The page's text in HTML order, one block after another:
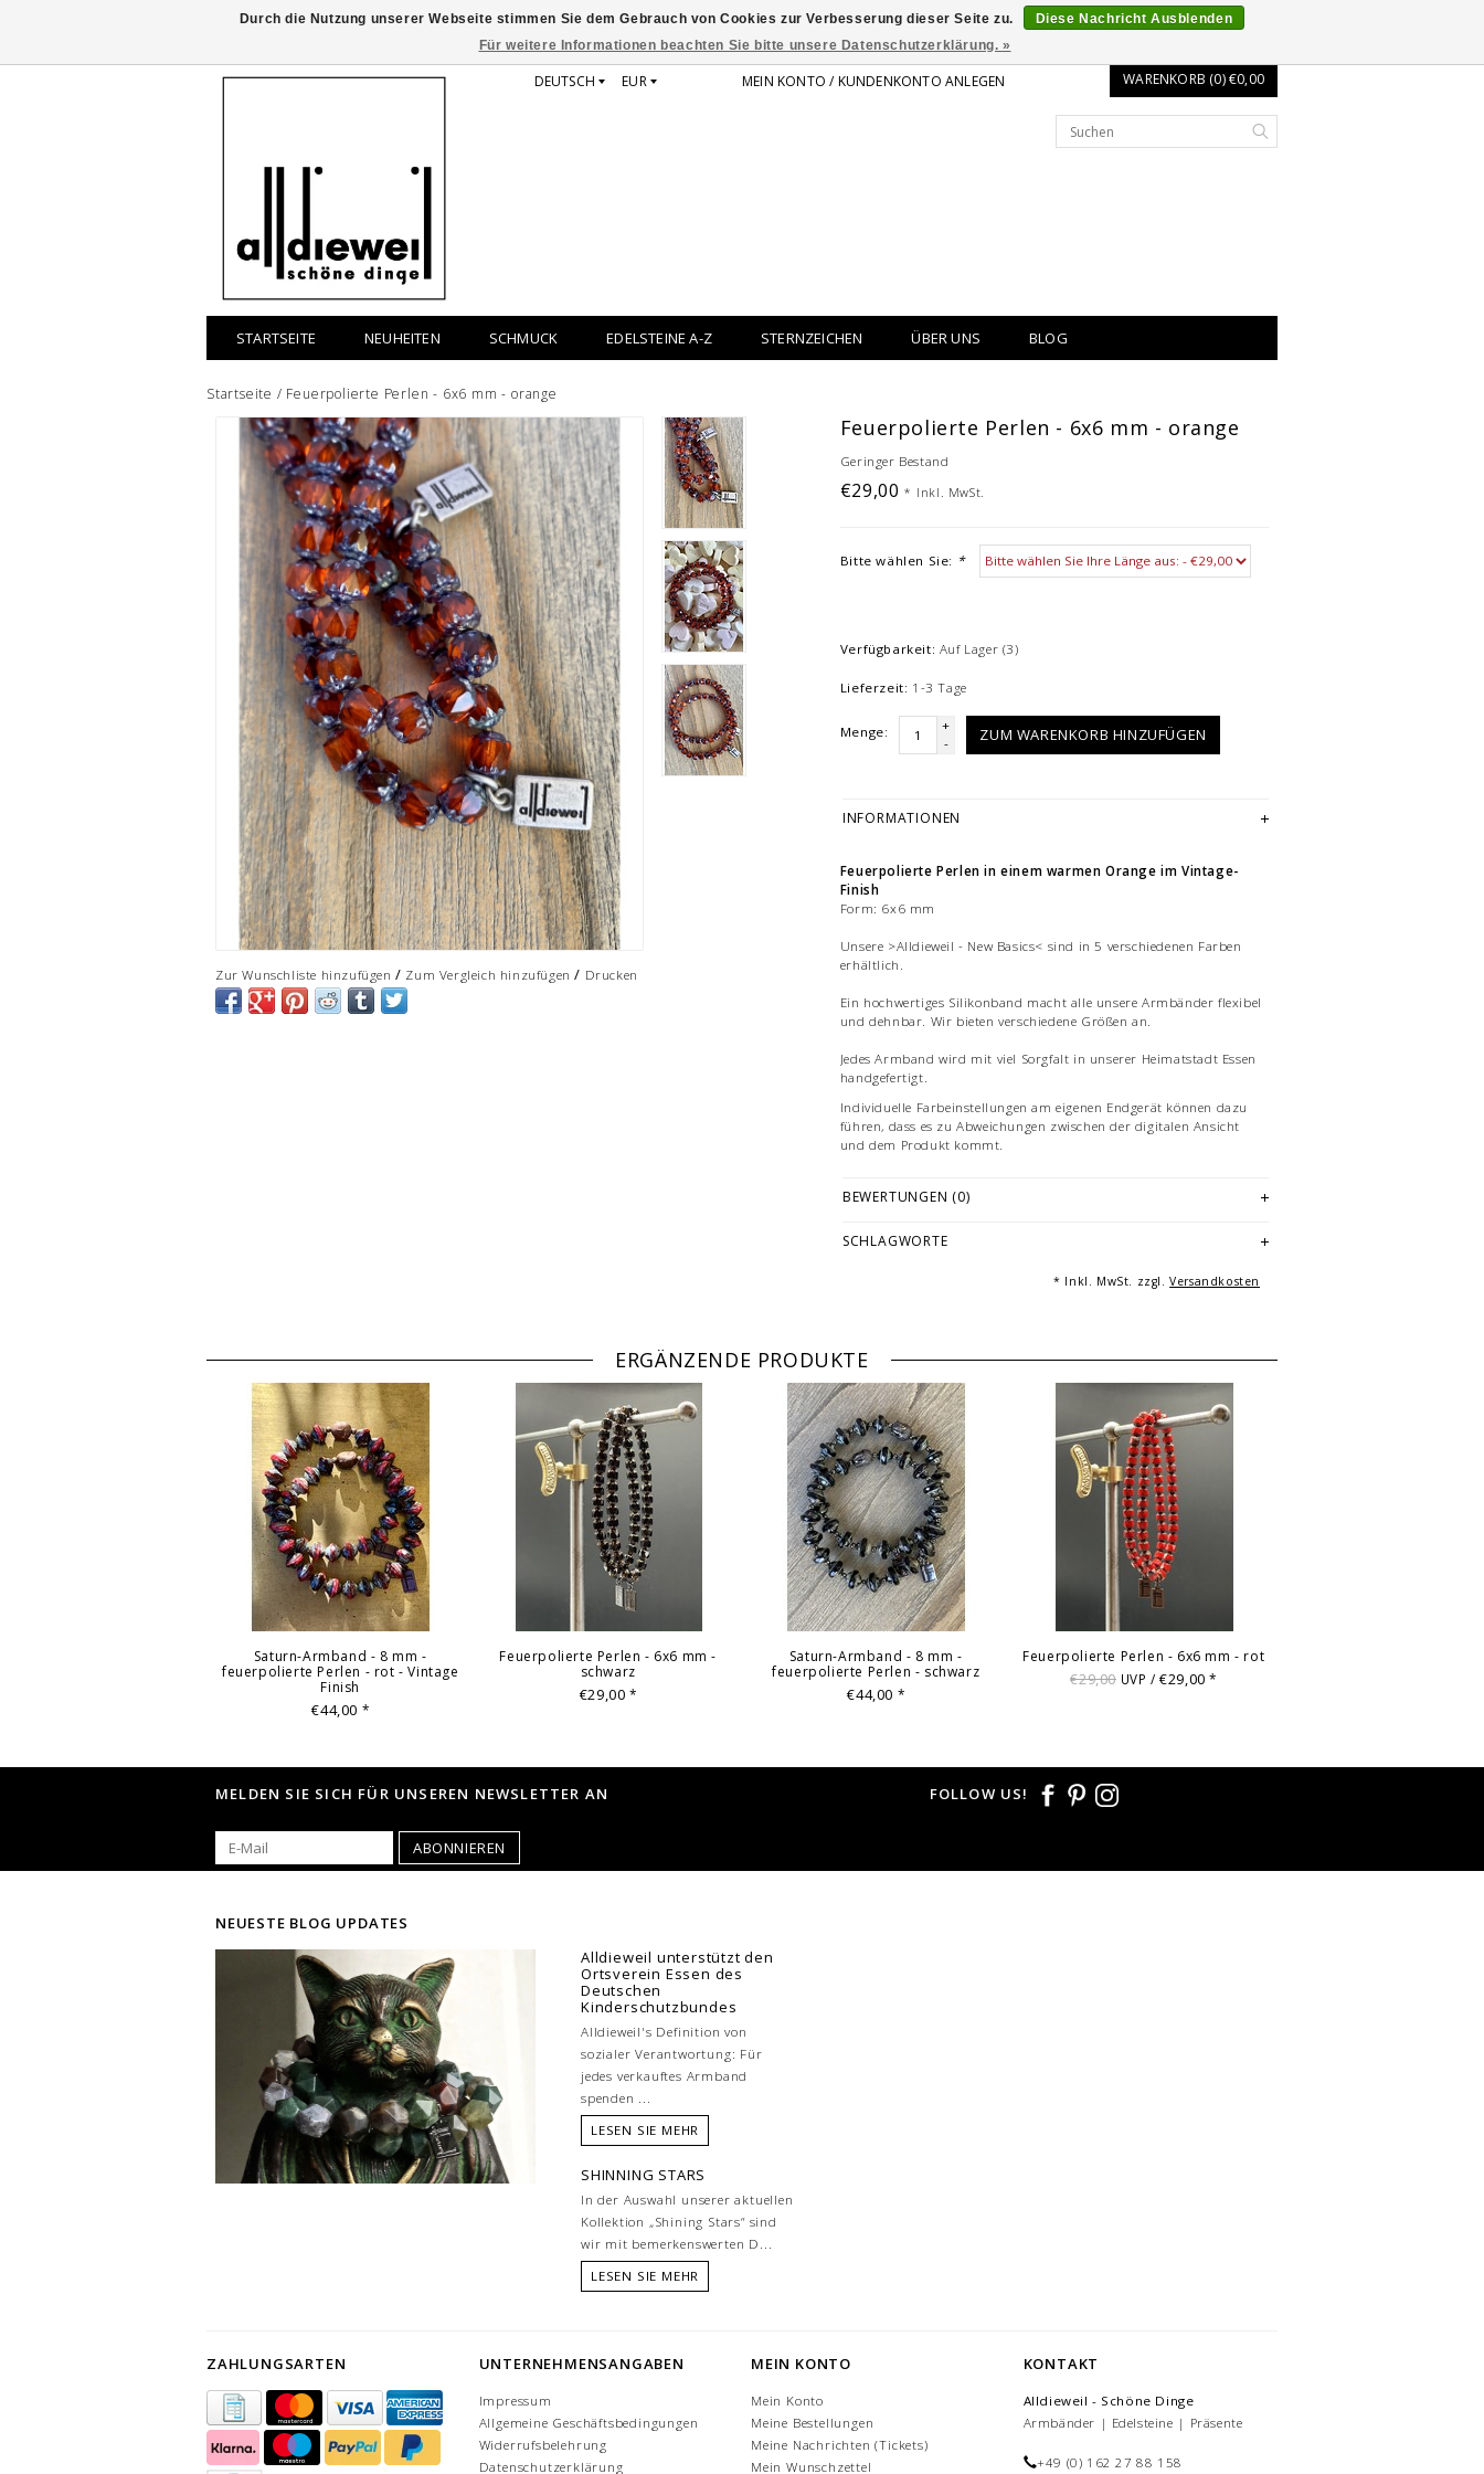
DEUTSCH EUR MEIN KONTO / KUNDENKONTO ANLEGEN WARENKORB (0) €0,00
STARTSEITE NEUHEITEN SCHMUCK EDELSTEINE A-Z STERNZEICHEN ÜBER UNS BLOG
Startseite / Feuerpolierte Perlen - 6x6 mm - orange
Zur Wunschliste hinzufügen / Zum Vergleich hinzufügen / Drucken
Feuerpolierte Perlen - 6x6 mm - orange
Geringer Bestand
€29,00* Inkl. MwSt.
Bitte wählen Sie: *
Verfügbarkeit: Auf Lager (3)
Lieferzeit: 1-3 Tage
Menge:
+
-
ZUM WARENKORB HINZUFÜGEN
INFORMATIONEN
Feuerpolierte Perlen in einem warmen Orange im Vintage-
Finish
Form: 6x6 mm
Unsere >Alldieweil - New Basics< sind in 5 verschiedenen Farben
erhältlich.
Ein hochwertiges Silikonband macht alle unsere Armbänder flexibel
und dehnbar. Wir bieten verschiedene Größen an.
Jedes Armband wird mit viel Sorgfalt in unserer Heimatstadt Essen
handgefertigt.
Individuelle Farbeinstellungen am eigenen Endgerät können dazu
führen, dass es zu Abweichungen zwischen der digitalen Ansicht
und dem Produkt kommt.
cm Länge. Mehrfachabbildungen dienen der Vermarktung und sind
Kombinationen oder dekorativen Artikeln.
BEWERTUNGEN (0)
SCHLAGWORTE
* Inkl. MwSt. zzgl.Versandkosten
ERGÄNZENDE PRODUKTE
Saturn-Armband - 8 mm -
feuerpolierte Perlen - rot - Vintage
Finish
€44,00 *
Feuerpolierte Perlen - 6x6 mm -
schwarz
€29,00*
Saturn-Armband - 8 mm -
feuerpolierte Perlen - schwarz
€44,00 *
Feuerpolierte Perlen - 6x6 mm - rot
€29,00 UVP / €29,00*
Durch die Nutzung unserer Webseite stimmen Sie dem Gebrauch von Cookies zur Verbesserung dieser Seite zu.
Diese Nachricht Ausblenden
Für weitere Informationen beachten Sie bitte unsere Datenschutzerklärung. »
MELDEN SIE SICH FÜR UNSEREN NEWSLETTER AN
ABONNIEREN
FOLLOW US!
NEUESTE BLOG UPDATES
Alldieweil unterstützt den
Ortsverein Essen des
Deutschen
Kinderschutzbundes
Alldieweil's Definition von
sozialer Verantwortung: Für
jedes verkauftes Armband
spenden ...
LESEN SIE MEHR
SHINNING STARS
In der Auswahl unserer aktuellen
Kollektion „Shining Stars“ sind
wir mit bemerkenswerten D...
LESEN SIE MEHR
ZAHLUNGSARTEN UNTERNEHMENSANGABEN
Impressum
Allgemeine Geschäftsbedingungen
Widerrufsbelehrung
Datenschutzerklärung
MEIN KONTO
Mein Konto
Meine Bestellungen
Meine Nachrichten (Tickets)
Mein Wunschzettel
KONTAKT
Alldieweil - Schöne Dinge
Armbänder | Edelsteine | Präsente
+49 (0) 162 27 88 158